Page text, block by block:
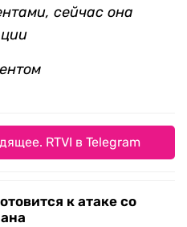
сейчас она
RTVI в Telegram
к атаке со